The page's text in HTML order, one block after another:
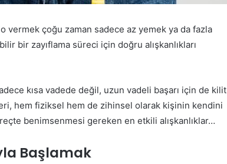
vermek çoğu zaman sadece az yemek ya da fazla
bir zayıflama süreci için doğru alışkanlıkları
kısa vadede değil, uzun vadeli başarı için de kilit
hem fiziksel hem de zihinsel olarak kişinin kendini
benimsenmesi gereken en etkili alışkanlıklar…
Başlamak